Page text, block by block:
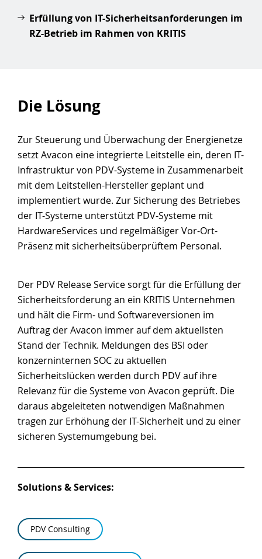
Erfüllung von IT-Sicherheitsanforderungen im
RZ-Betrieb im Rahmen von KRITIS
Die Lösung
Zur Steuerung und Überwachung der Energienetze
setzt Avacon eine integrierte Leitstelle ein, deren IT-
Infrastruktur von PDV-Systeme in Zusammenarbeit
mit dem Leitstellen-Hersteller geplant und
implementiert wurde. Zur Sicherung des Betriebes
der IT-Systeme unterstützt PDV-Systeme mit
HardwareServices und regelmäßiger Vor-Ort-
Präsenz mit sicherheitsüberprüftem Personal.
Der PDV Release Service sorgt für die Erfüllung der
Sicherheitsforderung an ein KRITIS Unternehmen
und hält die Firm- und Softwareversionen im
Auftrag der Avacon immer auf dem aktuellsten
Stand der Technik. Meldungen des BSI oder
konzerninternen SOC zu aktuellen
Sicherheitslücken werden durch PDV auf ihre
Relevanz für die Systeme von Avacon geprüft. Die
daraus abgeleiteten notwendigen Maßnahmen
tragen zur Erhöhung der IT-Sicherheit und zu einer
sicheren Systemumgebung bei.
Solutions & Services:
PDV Consulting